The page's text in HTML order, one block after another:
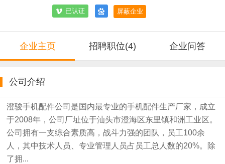
已认证 屏蔽企业
企业主页 招聘职位(4) 企业问答
公司介绍
澄骏手机配件公司是国内最专业的手机配件生产厂家，成立
于2008年，公司厂址位于汕头市澄海区东里镇和洲工业区。
公司拥有一支综合素质高，战斗力强的团队，员工100余
人，其中技术人员、专业管理人员占员工总人数的20%。除
了拥...